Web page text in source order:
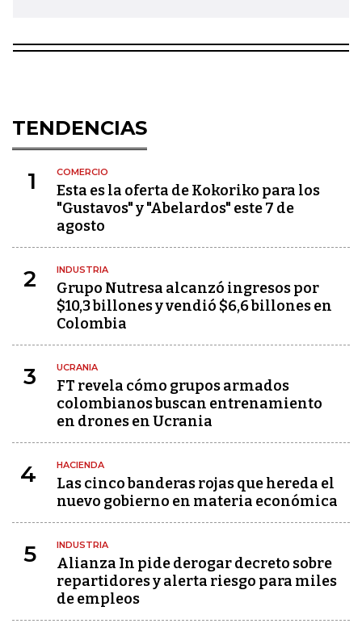
TENDENCIAS
1 COMERCIO
Esta es la oferta de Kokoriko para los
"Gustavos" y "Abelardos" este 7 de
agosto
2 INDUSTRIA
Grupo Nutresa alcanzó ingresos por
$10,3 billones y vendió $6,6 billones en
Colombia
3 UCRANIA
FT revela cómo grupos armados
colombianos buscan entrenamiento
en drones en Ucrania
4 HACIENDA
Las cinco banderas rojas que hereda el
nuevo gobierno en materia económica
5 INDUSTRIA
Alianza In pide derogar decreto sobre
repartidores y alerta riesgo para miles
de empleos